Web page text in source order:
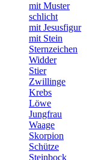
mit Muster
schlicht
mit Jesusfigur
mit Stein
Sternzeichen
Widder
Stier
Zwillinge
Krebs
Löwe
Jungfrau
Waage
Skorpion
Schütze
Steinbock